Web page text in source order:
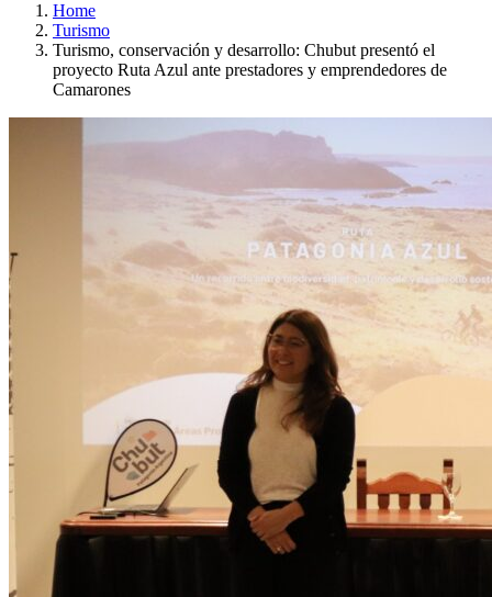
Home
Turismo
Turismo, conservación y desarrollo: Chubut presentó el
proyecto Ruta Azul ante prestadores y emprendedores de
Camarones